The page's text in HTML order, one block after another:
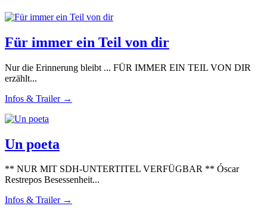
Für immer ein Teil von dir
Nur die Erinnerung bleibt ... FÜR IMMER EIN TEIL VON DIR
erzählt...
Infos & Trailer →
Un poeta
** NUR MIT SDH-UNTERTITEL VERFÜGBAR ** Óscar
Restrepos Besessenheit...
Infos & Trailer →